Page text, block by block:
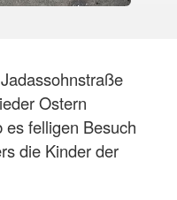
Ostern
felligen Besuch
die Kinder der